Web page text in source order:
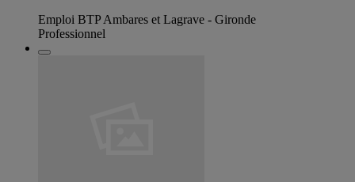
Emploi BTP Ambares et Lagrave - Gironde
Professionnel